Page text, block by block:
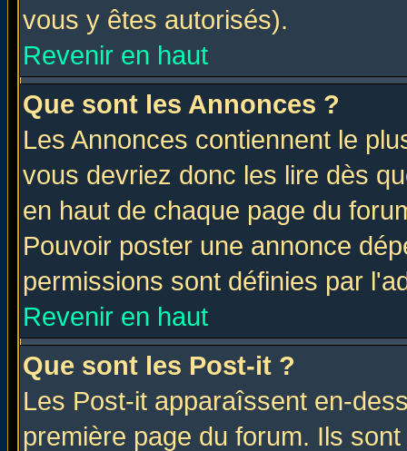
vous y êtes autorisés).
Revenir en haut
Que sont les Annonces ?
Les Annonces contiennent le
vous devriez donc les lire dès
en haut de chaque page du
Pouvoir poster une annonce
permissions sont définies par
Revenir en haut
Que sont les Post-it ?
Les Post-it apparaîssent en-
première page du forum. Ils